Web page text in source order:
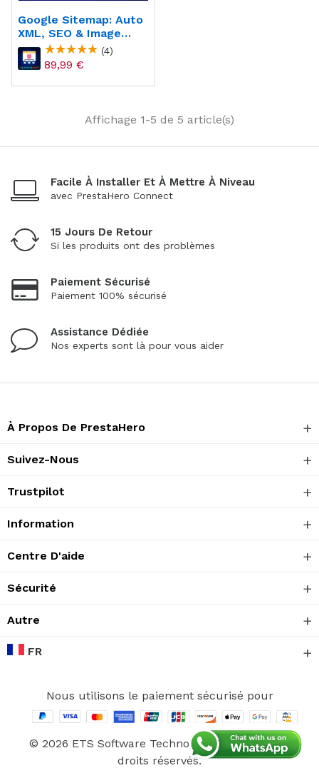
Google Sitemap: Auto
XML, SEO & Image
Sitemap
(4)
89,99 €
Affichage 1-5 de 5 article(s)
Facile À Installer Et À Mettre À Niveau
avec PrestaHero Connect
15 Jours De Retour
Si les produits ont des problèmes
Paiement Sécurisé
Paiement 100% sécurisé
Assistance Dédiée
Nos experts sont là pour vous aider
À Propos De PrestaHero
Suivez-Nous
Trustpilot
Information
Centre D'aide
Sécurité
Autre
FR
Nous utilisons le paiement sécurisé pour
© 2026 ETS Software Technology CO., Ltd. Tous
droits réservés.